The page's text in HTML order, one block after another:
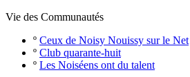
Vie des Communautés
º Ceux de Noisy Nouissy sur le Net
º Club quarante-huit
º Les Noiséens ont du talent